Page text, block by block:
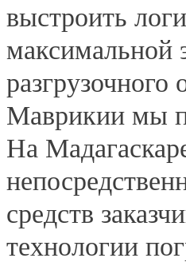
выстроить
максимальной
разгрузочного
Маврикии мы
На
средств
технологии